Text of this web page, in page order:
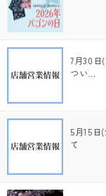
7月30
つい…
5月15
て